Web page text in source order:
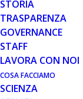
STORIA
TRASPARENZA
GOVERNANCE
STAFF
LAVORA CON NOI
COSA FACCIAMO
SCIENZA